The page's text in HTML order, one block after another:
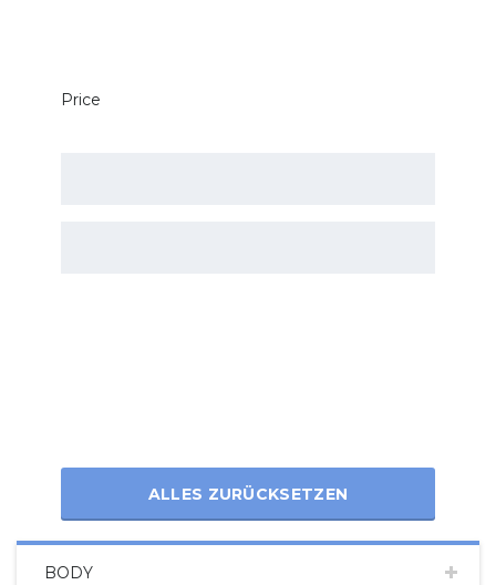
Price
ALLES ZURÜCKSETZEN
BODY